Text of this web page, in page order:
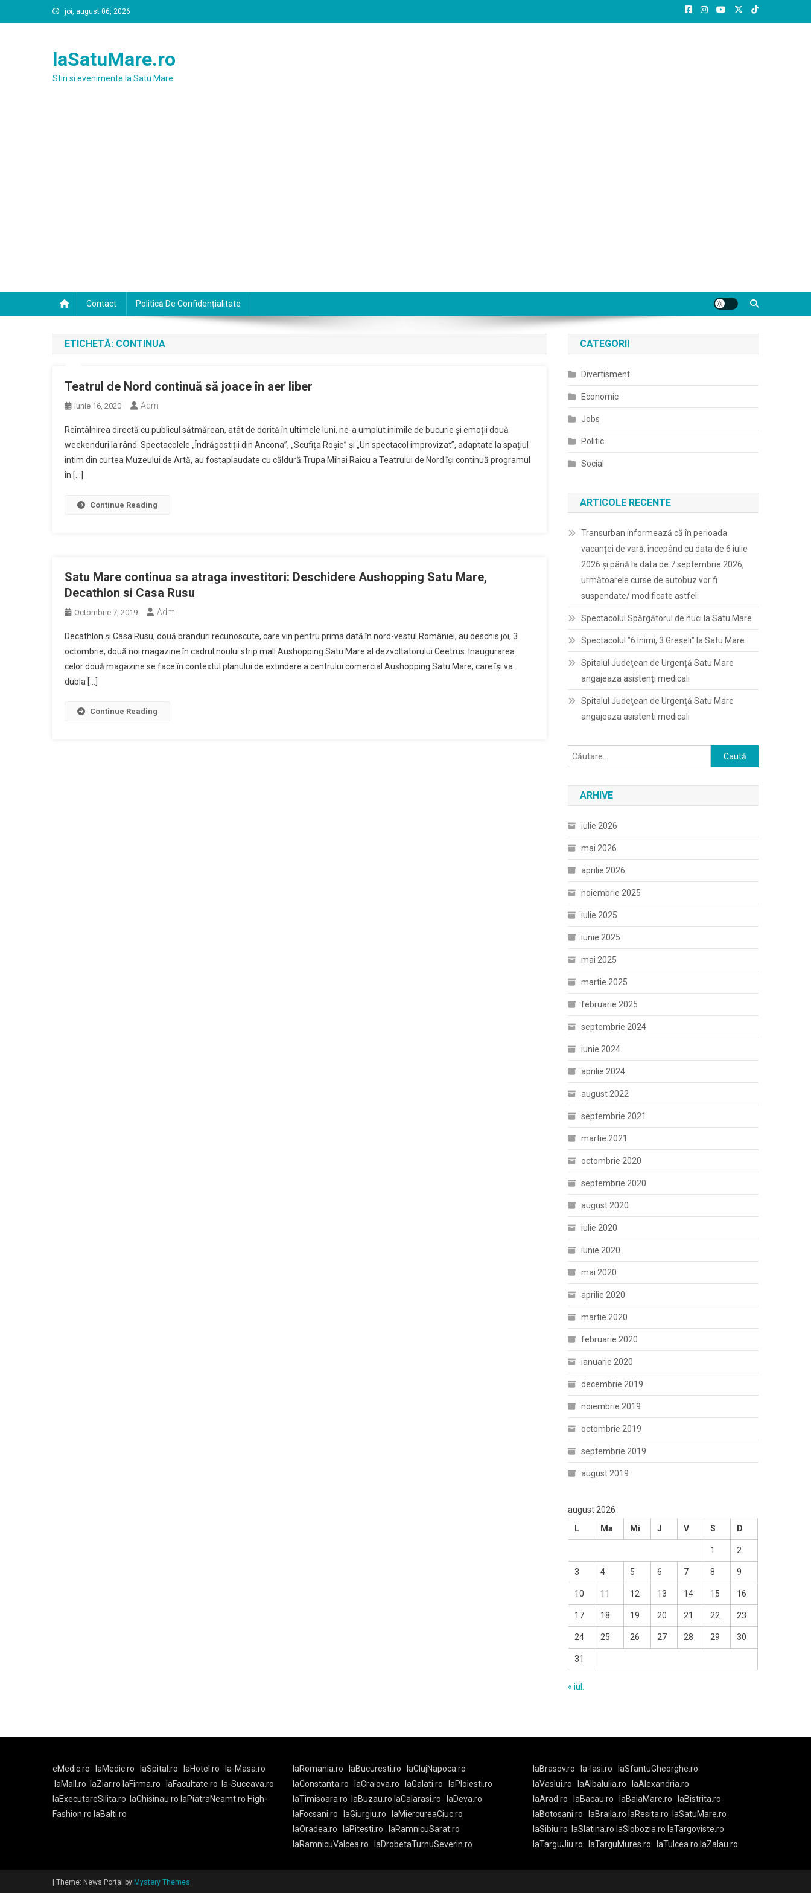
to
joi, august 06, 2026
laSatuMare.ro
Stiri si evenimente la Satu Mare
Contact Politică De Confidențialitate
ETICHETĂ: CONTINUA
Teatrul de Nord continuă să joace în aer liber
Iunie 16, 2020 Adm
Reîntâlnirea directă cu publicul sătmărean, atât de dorită în ultimele luni, ne-a umplut inimile de bucurie și emoții două
weekenduri la rând. Spectacolele „Îndrăgostiții din Ancona”, „Scufița Roșie” și „Un spectacol improvizat”, adaptate la spațiul
intim din curtea Muzeului de Artă, au fostaplaudate cu căldură.Trupa Mihai Raicu a Teatrului de Nord îşi continuă programul
în […]
Continue Reading
Satu Mare continua sa atraga investitori: Deschidere Aushopping Satu Mare,
Decathlon si Casa Rusu
Octombrie 7, 2019 Adm
Decathlon și Casa Rusu, două branduri recunoscute, care vin pentru prima dată în nord-vestul României, au deschis joi, 3
octombrie, două noi magazine în cadrul noului strip mall Aushopping Satu Mare al dezvoltatorului Ceetrus. Inaugurarea
celor două magazine se face în contextul planului de extindere a centrului comercial Aushopping Satu Mare, care își va
dubla […]
Continue Reading
CATEGORII
Divertisment
Economic
Jobs
Politic
Social
ARTICOLE RECENTE
Transurban informează că în perioada
vacanței de vară, începând cu data de 6 iulie
2026 și până la data de 7 septembrie 2026,
următoarele curse de autobuz vor fi
suspendate/ modificate astfel:
Spectacolul Spărgătorul de nuci la Satu Mare
Spectacolul ”6 Inimi, 3 Greșeli” la Satu Mare
Spitalul Judeţean de Urgență Satu Mare
angajeaza asistenți medicali
Spitalul Judeţean de Urgenţă Satu Mare
angajeaza asistenti medicali
Caută
după:
ARHIVE
iulie 2026
mai 2026
aprilie 2026
noiembrie 2025
iulie 2025
iunie 2025
mai 2025
martie 2025
februarie 2025
septembrie 2024
iunie 2024
aprilie 2024
august 2022
septembrie 2021
martie 2021
octombrie 2020
septembrie 2020
august 2020
iulie 2020
iunie 2020
mai 2020
aprilie 2020
martie 2020
februarie 2020
ianuarie 2020
decembrie 2019
noiembrie 2019
octombrie 2019
septembrie 2019
august 2019
august 2026
L
Ma Mi J V S D
1 2
3 4 5 6 7 8 9
10 11 12 13 14 15 16
17 18 19 20 21 22 23
24 25 26 27 28 29 30
31
« iul.
eMedic.ro laMedic.ro laSpital.ro laHotel.ro
la-Masa.ro
laMall.ro
laZiar.ro laFirma.ro laFacultate.ro
la-Suceava.ro
laExecutareSilita.ro
laChisinau.ro laPiatraNeamt.ro High-
Fashion.ro laBalti.ro
laRomania.ro laBucuresti.ro
laClujNapoca.ro
laConstanta.ro
laCraiova.ro laGalati.ro
laPloiesti.ro
laTimisoara.ro
laBuzau.ro laCalarasi.ro
laDeva.ro
laFocsani.ro
laGiurgiu.ro
laMiercureaCiuc.ro
laOradea.ro
laPitesti.ro
laRamnicuSarat.ro
laRamnicuValcea.ro
laDrobetaTurnuSeverin.ro
laBrasov.ro la-Iasi.ro
laSfantuGheorghe.ro
laVaslui.ro
laAlbaIulia.ro
laAlexandria.ro
laArad.ro
laBacau.ro laBaiaMare.ro
laBistrita.ro
laBotosani.ro
laBraila.ro laResita.ro
laSatuMare.ro
laSibiu.ro
laSlatina.ro laSlobozia.ro laTargoviste.ro
laTarguJiu.ro
laTarguMures.ro laTulcea.ro laZalau.ro
Theme: News Portal by Mystery Themes.